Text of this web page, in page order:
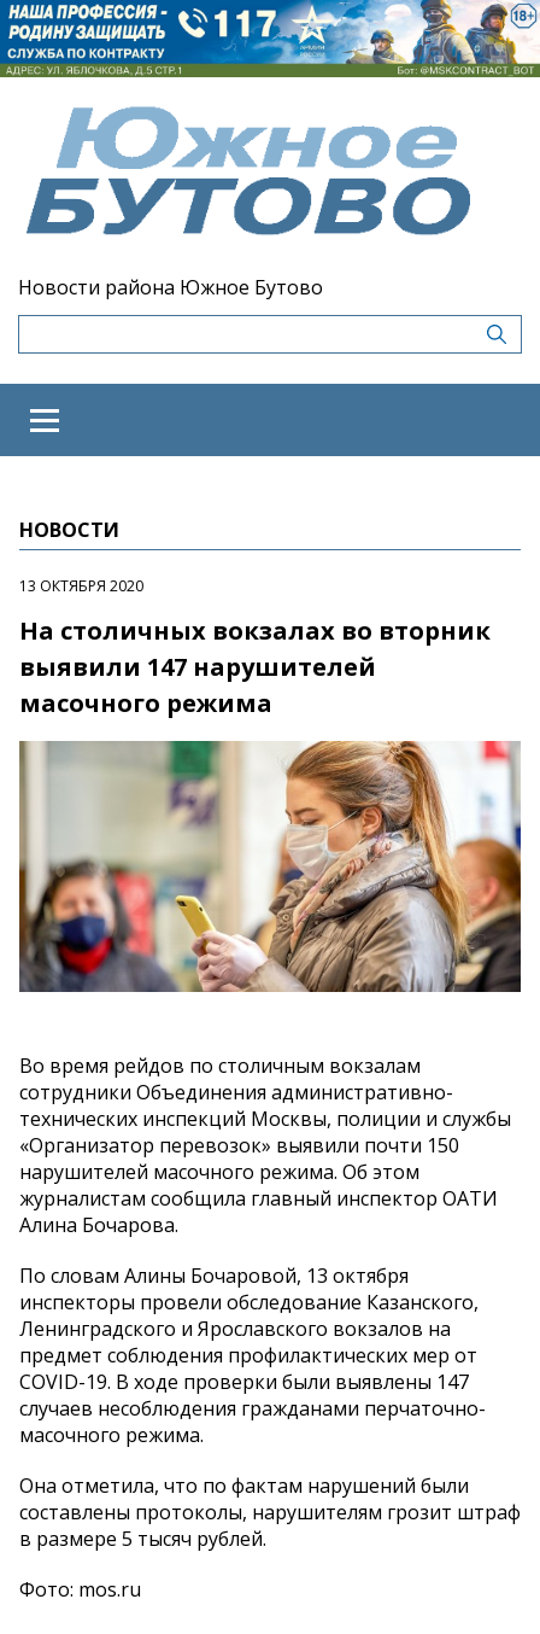
Новости района Южное Бутово
НОВОСТИ
13 ОКТЯБРЯ 2020
На столичных вокзалах во вторник
выявили 147 нарушителей
масочного режима
Во время рейдов по столичным вокзалам
сотрудники Объединения административно-
технических инспекций Москвы, полиции и службы
«Организатор перевозок» выявили почти 150
нарушителей масочного режима. Об этом
журналистам сообщила главный инспектор ОАТИ
Алина Бочарова.
По словам Алины Бочаровой, 13 октября
инспекторы провели обследование Казанского,
Ленинградского и Ярославского вокзалов на
предмет соблюдения профилактических мер от
COVID-19. В ходе проверки были выявлены 147
случаев несоблюдения гражданами перчаточно-
масочного режима.
Она отметила, что по фактам нарушений были
составлены протоколы, нарушителям грозит штраф
в размере 5 тысяч рублей.
Фото: mos.ru